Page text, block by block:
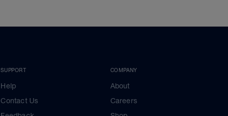
SUPPORT
Help
Contact Us
COMPANY
About
Careers